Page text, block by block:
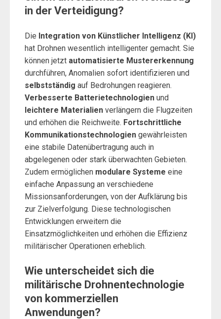
in der Verteidigung?
Die Integration von Künstlicher Intelligenz (KI)
hat Drohnen wesentlich intelligenter gemacht. Sie
können jetzt automatisierte Mustererkennung
durchführen, Anomalien sofort identifizieren und
selbstständig auf Bedrohungen reagieren.
Verbesserte Batterietechnologien und
leichtere Materialien verlängern die Flugzeiten
und erhöhen die Reichweite. Fortschrittliche
Kommunikationstechnologien gewährleisten
eine stabile Datenübertragung auch in
abgelegenen oder stark überwachten Gebieten.
Zudem ermöglichen modulare Systeme eine
einfache Anpassung an verschiedene
Missionsanforderungen, von der Aufklärung bis
zur Zielverfolgung. Diese technologischen
Entwicklungen erweitern die
Einsatzmöglichkeiten und erhöhen die Effizienz
militärischer Operationen erheblich.
Wie unterscheidet sich die
militärische Drohnentechnologie
von kommerziellen
Anwendungen?